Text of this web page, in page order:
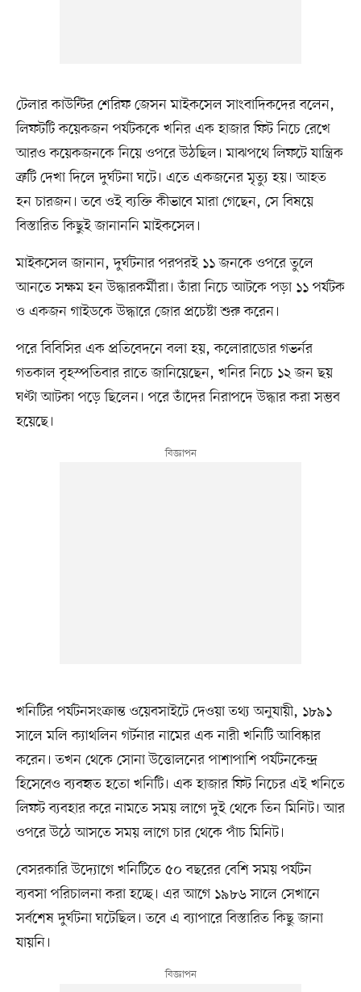
টেলার কাউন্টির শেরিফ জেসন মাইকসেল সাংবাদিকদের বলেন,
লিফটটি কয়েকজন পর্যটককে খনির এক হাজার ফিট নিচে রেখে
আরও কয়েকজনকে নিয়ে ওপরে উঠছিল। মাঝপথে লিফটে যান্ত্রিক
ত্রুটি দেখা দিলে দুর্ঘটনা ঘটে। এতে একজনের মৃত্যু হয়। আহত
হন চারজন। তবে ওই ব্যক্তি কীভাবে মারা গেছেন, সে বিষয়ে
বিস্তারিত কিছুই জানাননি মাইকসেল।
মাইকসেল জানান, দুর্ঘটনার পরপরই ১১ জনকে ওপরে তুলে
আনতে সক্ষম হন উদ্ধারকর্মীরা। তাঁরা নিচে আটকে পড়া ১১ পর্যটক
ও একজন গাইডকে উদ্ধারে জোর প্রচেষ্টা শুরু করেন।
পরে বিবিসির এক প্রতিবেদনে বলা হয়, কলোরাডোর গভর্নর
গতকাল বৃহস্পতিবার রাতে জানিয়েছেন, খনির নিচে ১২ জন ছয়
ঘণ্টা আটকা পড়ে ছিলেন। পরে তাঁদের নিরাপদে উদ্ধার করা সম্ভব
হয়েছে।
খনিটির পর্যটনসংক্রান্ত ওয়েবসাইটে দেওয়া তথ্য অনুযায়ী, ১৮৯১
সালে মলি ক্যাথলিন গর্টনার নামের এক নারী খনিটি আবিষ্কার
করেন। তখন থেকে সোনা উত্তোলনের পাশাপাশি পর্যটনকেন্দ্র
হিসেবেও ব্যবহৃত হতো খনিটি। এক হাজার ফিট নিচের এই খনিতে
লিফট ব্যবহার করে নামতে সময় লাগে দুই থেকে তিন মিনিট। আর
ওপরে উঠে আসতে সময় লাগে চার থেকে পাঁচ মিনিট।
বেসরকারি উদ্যোগে খনিটিতে ৫০ বছরের বেশি সময় পর্যটন
ব্যবসা পরিচালনা করা হচ্ছে। এর আগে ১৯৮৬ সালে সেখানে
সর্বশেষ দুর্ঘটনা ঘটেছিল। তবে এ ব্যাপারে বিস্তারিত কিছু জানা
যায়নি।